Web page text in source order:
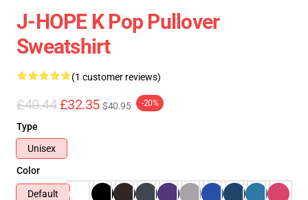
J-HOPE K Pop Pullover
Sweatshirt
(1 customer reviews)
£40.44 £32.35 $40.95 -20%
Type
Unisex
Color
Default